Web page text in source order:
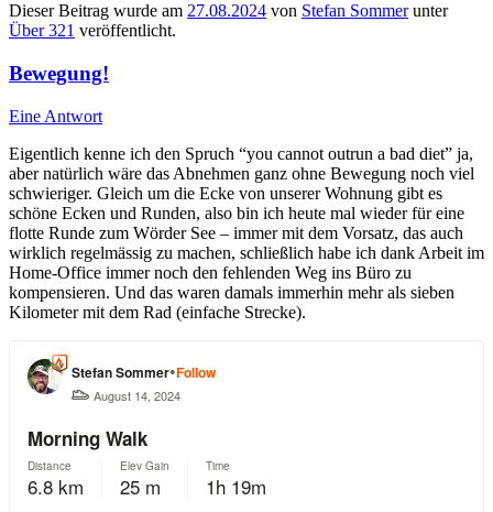
Dieser Beitrag wurde am 27.08.2024 von Stefan Sommerunter
Über 321 veröffentlicht.
Bewegung!
Eine Antwort
Eigentlich kenne ich den Spruch “you cannot outrun a bad diet” ja,
aber natürlich wäre das Abnehmen ganz ohne Bewegung noch viel
schwieriger. Gleich um die Ecke von unserer Wohnung gibt es
schöne Ecken und Runden, also bin ich heute mal wieder für eine
flotte Runde zum Wörder See – immer mit dem Vorsatz, das auch
wirklich regelmässig zu machen, schließlich habe ich dank Arbeit im
Home-Office immer noch den fehlenden Weg ins Büro zu
kompensieren. Und das waren damals immerhin mehr als sieben
Kilometer mit dem Rad (einfache Strecke).